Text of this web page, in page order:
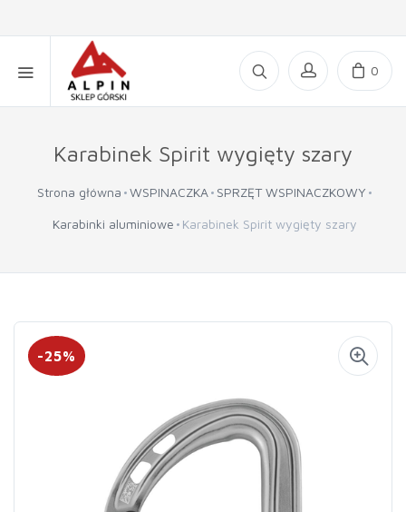
0
Karabinek Spirit wygięty szary
Strona główna WSPINACZKA SPRZĘT WSPINACZKOWY
Karabinki aluminiowe Karabinek Spirit wygięty szary
-25%